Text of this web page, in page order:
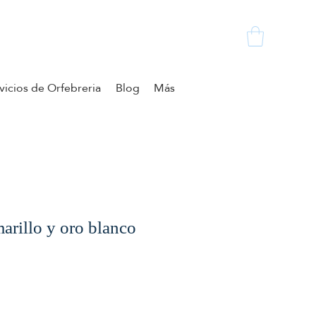
de Orfebreria Blog Más
y oro blanco